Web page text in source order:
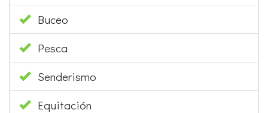
Buceo
Pesca
Senderismo
Equitación